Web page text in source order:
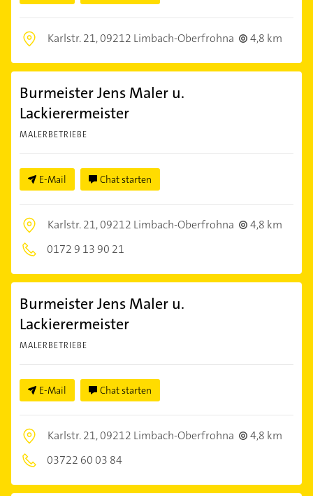
Karlstr. 21,09212 Limbach-Oberfrohna 4,8 km
Burmeister Jens Maler u.
Lackierermeister
MALERBETRIEBE
E-Mail Chat starten
Karlstr. 21,09212 Limbach-Oberfrohna
4,8 km
0172 9 13 90 21
Burmeister Jens Maler u.
Lackierermeister
MALERBETRIEBE
E-Mail Chat starten
Karlstr. 21,09212 Limbach-Oberfrohna
4,8 km
03722 60 03 84